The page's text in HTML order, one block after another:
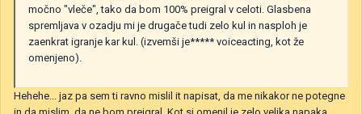
močno "vleče", tako da bom 100% preigral v celoti. Glasbena
spremljava v ozadju mi je drugače tudi zelo kul in nasploh je
zaenkrat igranje kar kul. (izvemši je***** voiceacting, kot že
omenjeno).
Hehehe... jaz pa sem ti ravno mislil it napisat, da me nikakor ne potegne